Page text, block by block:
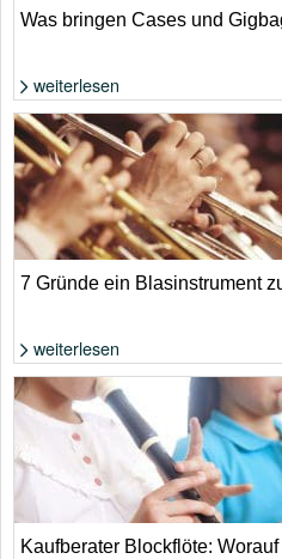
Foto: Shutterstock von Michael
Was bringen Cases und
weiterlesen
Foto: Shutterstock von furtseff
7 Gründe ein Blasinstrument
weiterlesen
Kaufberater Blockflöte: